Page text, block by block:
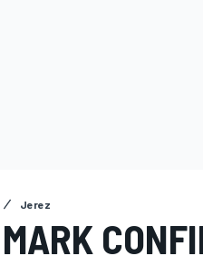
Jerez